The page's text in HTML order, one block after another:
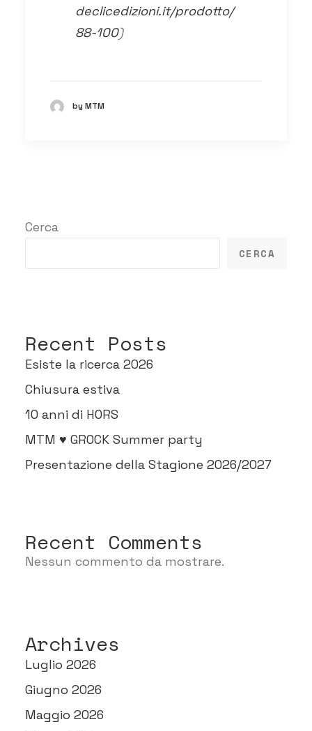
declicedizioni.it/prodotto/
88-100)
by MTM
Cerca
CERCA
Recent Posts
Esiste la ricerca 2026
Chiusura estiva
10 anni di HORS
MTM ♥ GROCK Summer party
Presentazione della Stagione 2026/2027
Recent Comments
Nessun commento da mostrare.
Archives
Luglio 2026
Giugno 2026
Maggio 2026